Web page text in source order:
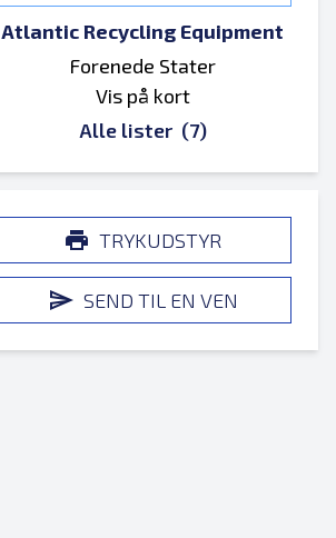
Atlantic Recycling Equipment
Forenede Stater
Vis på kort
Alle lister (7)
TRYKUDSTYR
SEND TIL EN VEN